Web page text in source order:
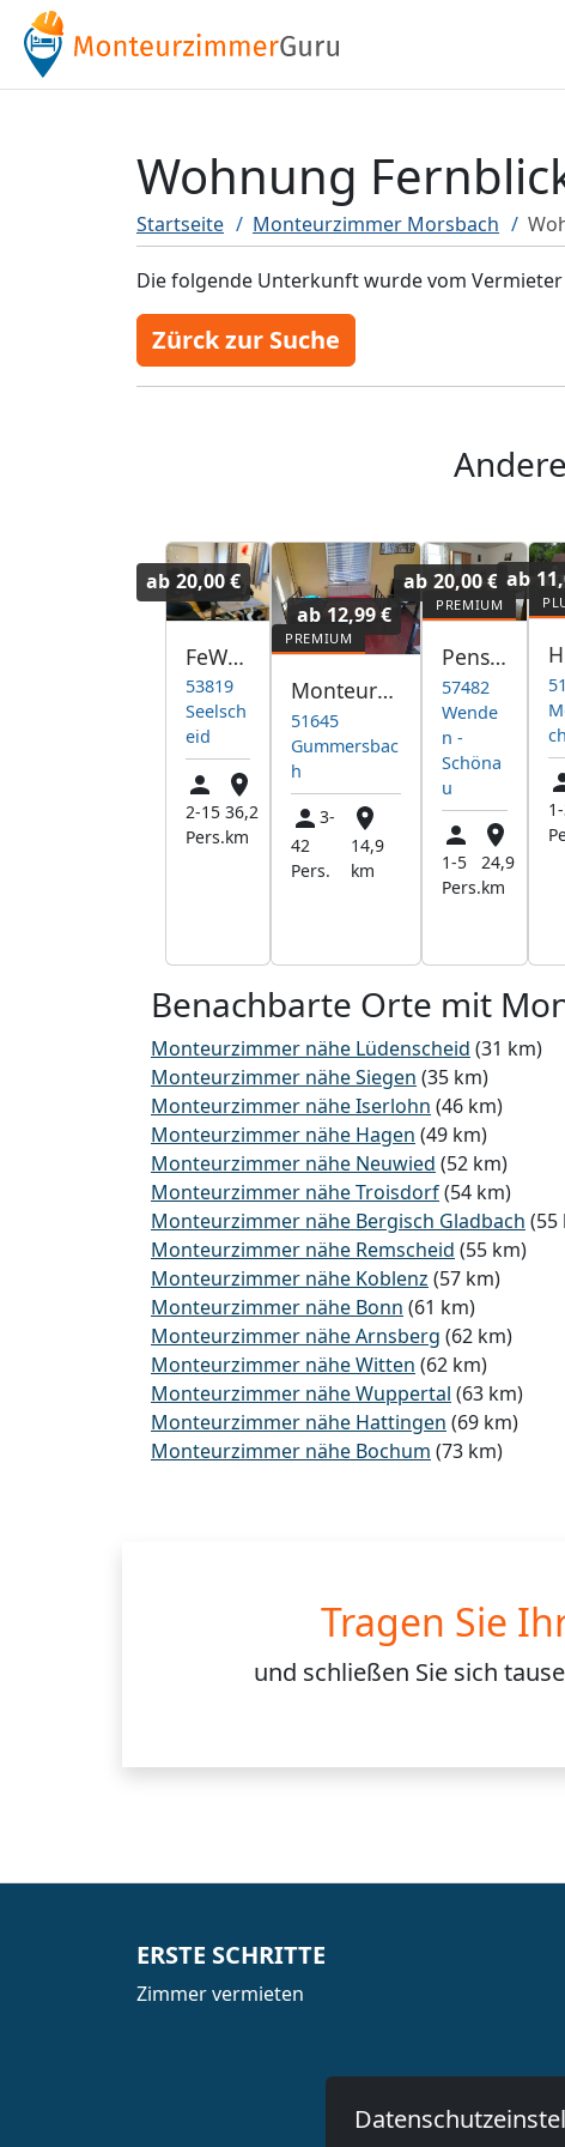
Wohnung
Startseite Monteurzimmer Morsbach
Die folgende Unterkunft wurde vom
Zürck zur Suche
ab 20,00 €
FeWo Holiday-Home
53819
Seelsch
eid
2-15
Pers.
36,2
km
ab 12,99 €
Monteurzimmer Gummersbach
51645
Gummersbac
h
3-
42
Pers.
14,9
km
ab 20,00 €
Pension Pohl
57482
Wende
n -
Schöna
u
1-5
Pers.
24,9
km
ab
ch
Benachbarte Orte mit
Monteurzimmer nähe Lüdenscheid (31 km)
Monteurzimmer nähe Siegen (35 km)
Monteurzimmer nähe Iserlohn (46 km)
Monteurzimmer nähe Hagen (49 km)
Monteurzimmer nähe Neuwied (52 km)
Monteurzimmer nähe Troisdorf(54 km)
Monteurzimmer nähe Bergisch Gladbach (55
Monteurzimmer nähe Remscheid (55 km)
Monteurzimmer nähe Koblenz (57 km)
Monteurzimmer nähe Bonn (61 km)
Monteurzimmer nähe Arnsberg (62 km)
Monteurzimmer nähe Witten (62 km)
Monteurzimmer nähe Wuppertal (63 km)
Monteurzimmer nähe Hattingen (69 km)
Monteurzimmer nähe Bochum (73 km)
Tragen Sie
und schließen Sie sich
ERSTE SCHRITTE
Zimmer vermieten